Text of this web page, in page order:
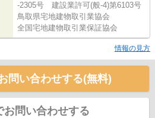
-2305号 建設業許可(般-4)第6103号
鳥取県宅地建物取引業協会
全国宅地建物取引業保証協会
情報の見方
問い合わせする(無料)
お問い合わせする